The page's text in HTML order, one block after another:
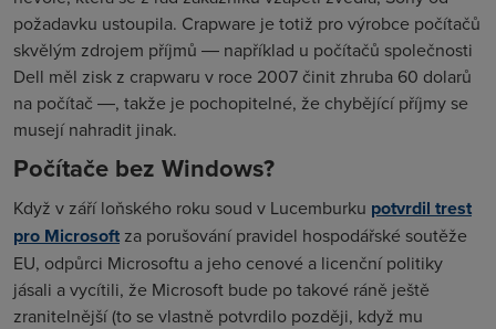
požadavku ustoupila. Crapware je totiž pro výrobce počítačů
skvělým zdrojem příjmů ― například u počítačů společnosti
Dell měl zisk z crapwaru v roce 2007 činit zhruba 60 dolarů
na počítač ―, takže je pochopitelné, že chybějící příjmy se
musejí nahradit jinak.
Počítače bez Windows?
Když v září loňského roku soud v Lucemburku potvrdil trest
pro Microsoft za porušování pravidel hospodářské soutěže
EU, odpůrci Microsoftu a jeho cenové a licenční politiky
jásali a vycítili, že Microsoft bude po takové ráně ještě
zranitelnější (to se vlastně potvrdilo později, když mu